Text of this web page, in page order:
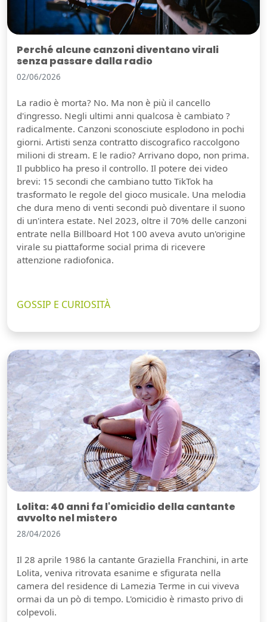
Perché alcune canzoni diventano virali
senza passare dalla radio
02/06/2026
La radio è morta? No. Ma non è più il cancello
d'ingresso. Negli ultimi anni qualcosa è cambiato ?
radicalmente. Canzoni sconosciute esplodono in pochi
giorni. Artisti senza contratto discografico raccolgono
milioni di stream. E le radio? Arrivano dopo, non prima.
Il pubblico ha preso il controllo. Il potere dei video
brevi: 15 secondi che cambiano tutto TikTok ha
trasformato le regole del gioco musicale. Una melodia
che dura meno di venti secondi può diventare il suono
di un'intera estate. Nel 2023, oltre il 70% delle canzoni
entrate nella Billboard Hot 100 aveva avuto un'origine
virale su piattaforme social prima di ricevere
attenzione radiofonica.
GOSSIP E CURIOSITÀ
Lolita: 40 anni fa l'omicidio della cantante
avvolto nel mistero
28/04/2026
Il 28 aprile 1986 la cantante Graziella Franchini, in arte
Lolita, veniva ritrovata esanime e sfigurata nella
camera del residence di Lamezia Terme in cui viveva
ormai da un pò di tempo. L'omicidio è rimasto privo di
colpevoli.